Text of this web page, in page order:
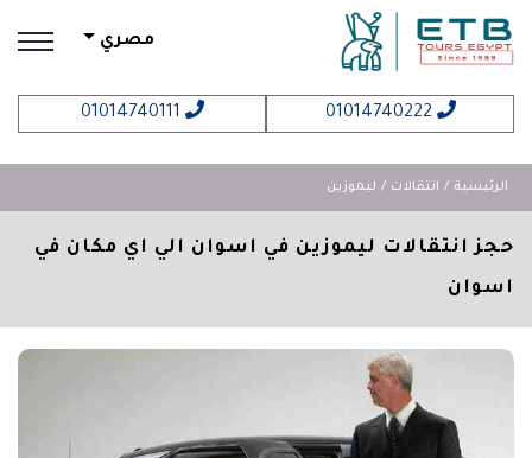
مصري
الرئيسية انتقالات ليموزين
حجز انتقالات ليموزين في اسوان الي اي مكان في
اسوان